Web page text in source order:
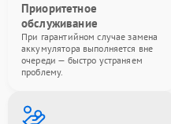
Приоритетное
обслуживание
При гарантийном случае замена
аккумулятора выполняется вне
очереди — быстро устраняем
проблему.